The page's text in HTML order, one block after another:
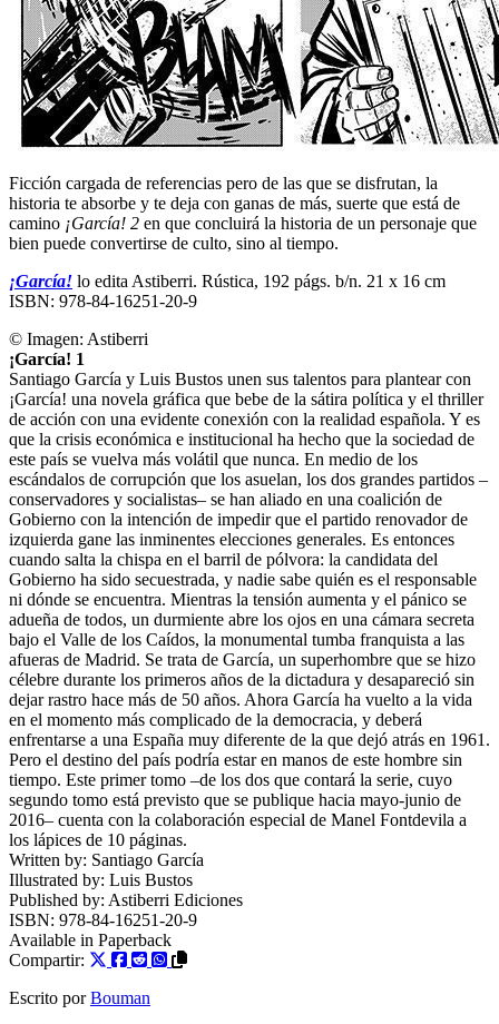
Ficción cargada de referencias pero de las que se disfrutan, la
historia te absorbe y te deja con ganas de más, suerte que está de
camino ¡García! 2 en que concluirá la historia de un personaje que
bien puede convertirse de culto, sino al tiempo.
¡García! lo edita Astiberri. Rústica, 192 págs. b/n. 21 x 16 cm
ISBN: 978-84-16251-20-9
© Imagen: Astiberri
¡García! 1
Santiago García y Luis Bustos unen sus talentos para plantear con
¡García! una novela gráfica que bebe de la sátira política y el thriller
de acción con una evidente conexión con la realidad española. Y es
que la crisis económica e institucional ha hecho que la sociedad de
este país se vuelva más volátil que nunca. En medio de los
escándalos de corrupción que los asuelan, los dos grandes partidos –
conservadores y socialistas– se han aliado en una coalición de
Gobierno con la intención de impedir que el partido renovador de
izquierda gane las inminentes elecciones generales. Es entonces
cuando salta la chispa en el barril de pólvora: la candidata del
Gobierno ha sido secuestrada, y nadie sabe quién es el responsable
ni dónde se encuentra. Mientras la tensión aumenta y el pánico se
adueña de todos, un durmiente abre los ojos en una cámara secreta
bajo el Valle de los Caídos, la monumental tumba franquista a las
afueras de Madrid. Se trata de García, un superhombre que se hizo
célebre durante los primeros años de la dictadura y desapareció sin
dejar rastro hace más de 50 años. Ahora García ha vuelto a la vida
en el momento más complicado de la democracia, y deberá
enfrentarse a una España muy diferente de la que dejó atrás en 1961.
Pero el destino del país podría estar en manos de este hombre sin
tiempo. Este primer tomo –de los dos que contará la serie, cuyo
segundo tomo está previsto que se publique hacia mayo-junio de
2016– cuenta con la colaboración especial de Manel Fontdevila a
los lápices de 10 páginas.
Written by: Santiago García
Illustrated by: Luis Bustos
Published by: Astiberri Ediciones
ISBN: 978-84-16251-20-9
Available in Paperback
Compartir:
Escrito por Bouman